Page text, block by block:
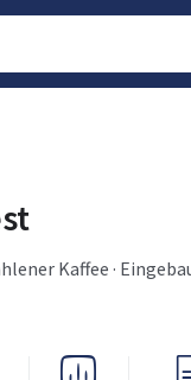
Kaffee ·